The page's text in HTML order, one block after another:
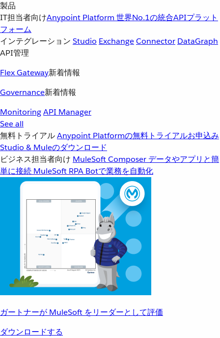
製品
IT担当者向けAnypoint Platform 世界No.1の統合APIプラット
フォーム
インテグレーション Studio ExchangeConnector DataGraph
API管理
Flex Gateway新着情報
Governance新着情報
MonitoringAPI Manager
See all
無料トライアルAnypoint Platformの無料トライアルお申込み
Studio & Muleのダウンロード
ビジネス担当者向け MuleSoft Composer データやアプリと簡
単に接続 MuleSoft RPA Botで業務を自動化
ガートナーが MuleSoft をリーダーとして評価
ダウンロードする